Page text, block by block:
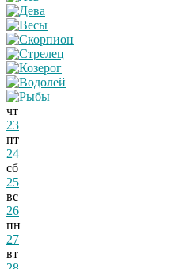
чт
23
пт
24
сб
25
вс
26
пн
27
вт